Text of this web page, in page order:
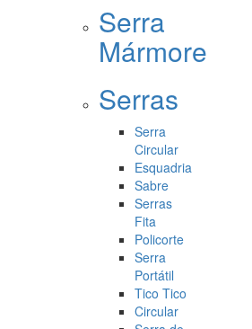
Serra
Mármore
Serras
Serra
Circular
Esquadria
Sabre
Serras
Fita
Policorte
Serra
Portátil
Tico Tico
Circular